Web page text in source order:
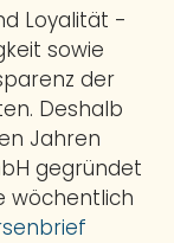
Loyalität -
sowie
der
Deshalb
Jahren
gegründet
wöchentlich